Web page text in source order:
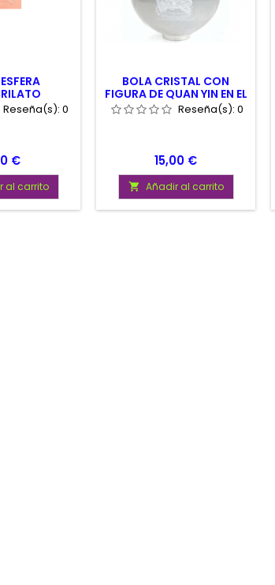
Reseña(s): 0
€
al carrito
BOLA CRISTAL CON
FIGURA DE QUAN YIN EN EL
INTERIOR 5 CM. CON
PEANA
Reseña(s): 0
Precio
15,00 €
 Añadir al carrito